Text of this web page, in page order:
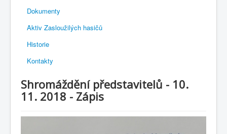
Dokumenty
Aktiv Zasloužilých hasičů
Historie
Kontakty
Shromáždění představitelů - 10.
11. 2018 - Zápis